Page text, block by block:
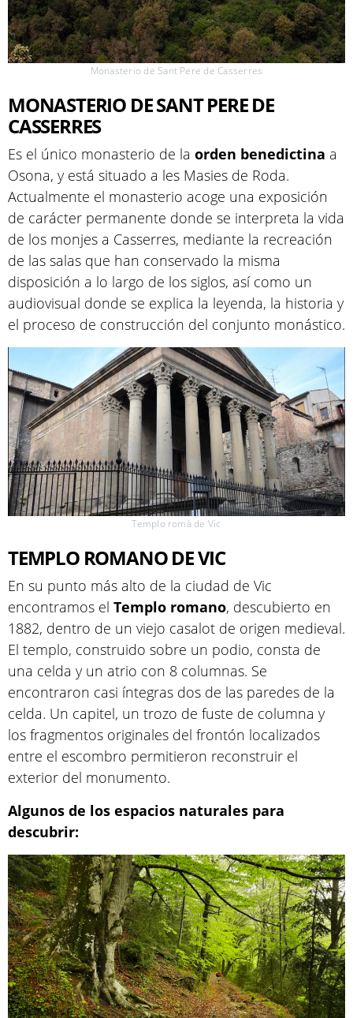
Monasterio de Sant Pere de Casserres
MONASTERIO DE SANT PERE DE
CASSERRES
Es el único monasterio de la orden benedictina a
Osona, y está situado a les Masies de Roda.
Actualmente el monasterio acoge una exposición
de carácter permanente donde se interpreta la vida
de los monjes a Casserres, mediante la recreación
de las salas que han conservado la misma
disposición a lo largo de los siglos, así como un
audiovisual donde se explica la leyenda, la historia y
el proceso de construcción del conjunto monástico.
Templo romà de Vic
TEMPLO ROMANO DE VIC
En su punto más alto de la ciudad de Vic
encontramos el Templo romano, descubierto en
1882, dentro de un viejo casalot de origen medieval.
El templo, construido sobre un podio, consta de
una celda y un atrio con 8 columnas. Se
encontraron casi íntegras dos de las paredes de la
celda. Un capitel, un trozo de fuste de columna y
los fragmentos originales del frontón localizados
entre el escombro permitieron reconstruir el
exterior del monumento.
Algunos de los espacios naturales para
descubrir: